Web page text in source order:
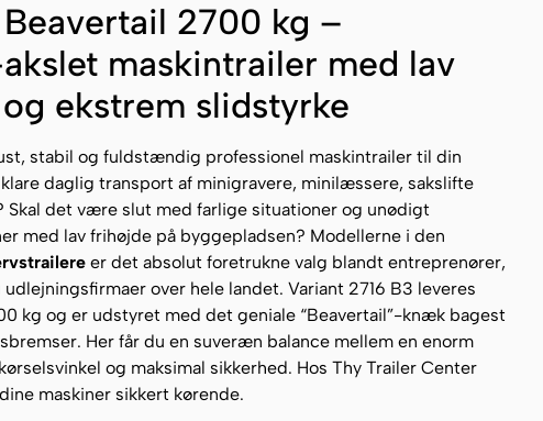
2700 kg –
maskintrailer med lav
ekstrem slidstyrke
stabil og fuldstændig professionel maskintrailer til din
daglig transport af minigravere, minilæssere, sakslifte
det være slut med farlige situationer og unødigt
med lav frihøjde på byggepladsen? Modellerne i den
er det absolut foretrukne valg blandt entreprenører,
over hele landet. Variant 2716 B3 leveres
kg og er udstyret med det geniale “Beavertail”-knæk bagest
Her får du en suveræn balance mellem en enorm
og maksimal sikkerhed. Hos Thy Trailer Center
maskiner sikkert kørende.